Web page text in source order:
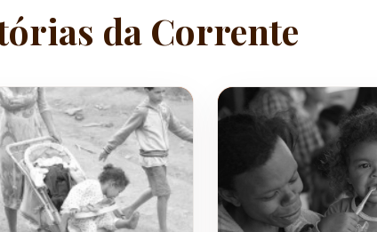
da Corrente